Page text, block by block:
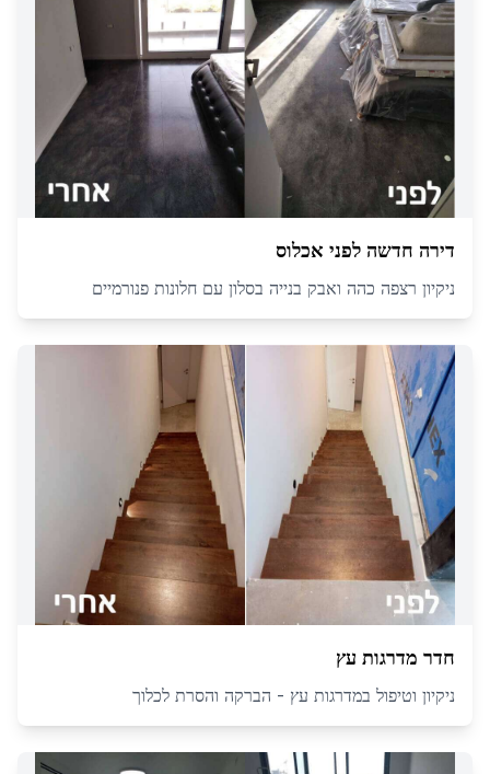
דירה חדשה לפני אכלוס
ניקיון רצפה כהה ואבק בנייה בסלון עם חלונות פנורמיים
חדר מדרגות עץ
ניקיון וטיפול במדרגות עץ - הברקה והסרת לכלוך